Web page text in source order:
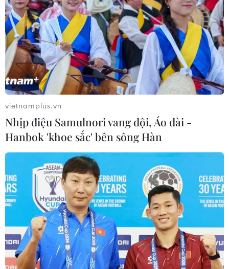
vietnamplus.vn
Nhịp điệu Samulnori vang dội, Áo dài -
Hanbok 'khoe sắc' bên sông Hàn